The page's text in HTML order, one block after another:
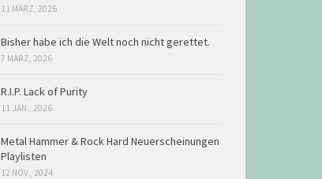
11 MÄRZ, 2026
Bisher habe ich die Welt noch nicht gerettet.
7 MÄRZ, 2026
R.I.P. Lack of Purity
11 JAN., 2026
Metal Hammer & Rock Hard Neuerscheinungen
Playlisten
12 NOV., 2024